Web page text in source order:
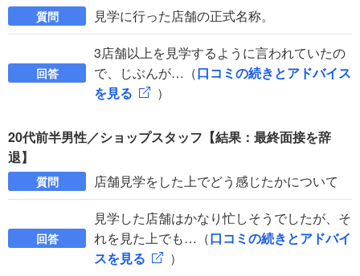
質問 見学に行った店舗の正式名称。
回答
3店舗以上を見学するように言われていたの
で、じぶんが…（口コミの続きとアドバイス
を見る
）
20代前半男性／ショップスタッフ【結果：最終面接を辞
退】
質問 店舗見学をした上でどう感じたかについて
回答
見学した店舗はかなり忙しそうでしたが、そ
れを見た上でも…（口コミの続きとアドバイ
スを見る
）